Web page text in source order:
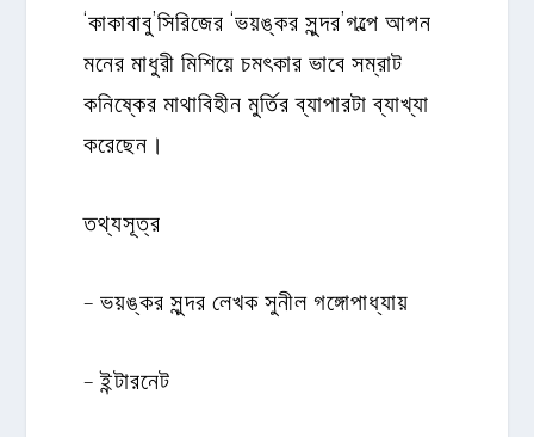
‘কাকাবাবু’সিরিজের ‘ভয়ঙ্কর সুন্দর’গল্পে আপন
মনের মাধুরী মিশিয়ে চমৎকার ভাবে সম্রাট
কনিষ্কের মাথাবিহীন মুর্তির ব্যাপারটা ব্যাখ্যা
করেছেন।
তথ্যসূত্র
– ভয়ঙ্কর সুন্দর লেখক সুনীল গঙ্গোপাধ্যায়
– ইন্টারনেট